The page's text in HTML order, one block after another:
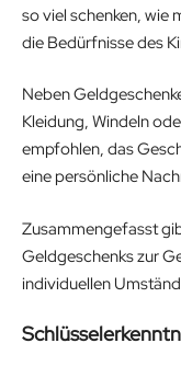
so viel schenken, wie
die Bedürfnisse des
Neben
Kleidung, Windeln
empfohlen, das
eine persönliche
Zusammengefasst
Geldgeschenks zur
individuellen